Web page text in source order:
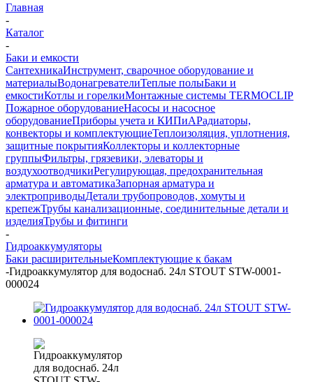
Главная
-
Каталог
-
Баки и емкости
СантехникаИнструмент, сварочное оборудование и
материалыВодонагревателиТеплые полыБаки и
емкостиКотлы и горелкиМонтажные системы TERMOCLIP
Пожарное оборудованиеНасосы и насосное
оборудованиеПриборы учета и КИПиАРадиаторы,
конвекторы и комплектующиеТеплоизоляция, уплотнения,
защитные покрытияКоллекторы и коллекторные
группыФильтры, грязевики, элеваторы и
воздухоотводчикиРегулирующая, предохранительная
арматура и автоматикаЗапорная арматура и
электроприводыДетали трубопроводов, хомуты и
крепежТрубы канализационные, соединительные детали и
изделияТрубы и фитинги
-
Гидроаккумуляторы
Баки расширительныеКомплектующие к бакам
-Гидроаккумулятор для водоснаб. 24л STOUT STW-0001-
000024